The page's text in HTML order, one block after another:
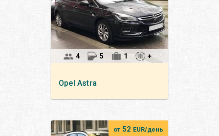
Opel Astra
4 5 1 +
от 52 EUR/день